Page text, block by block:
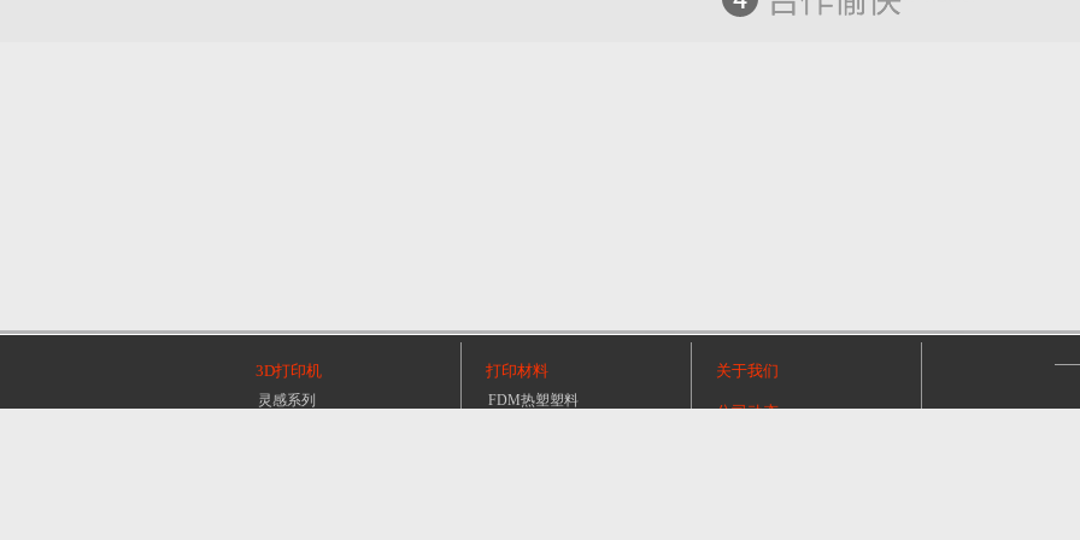
3D打印机
灵感系列
打印材料
FDM热塑塑料
关于我们
公司动态